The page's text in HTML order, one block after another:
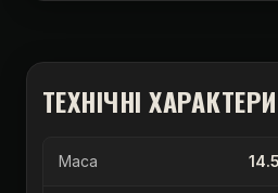
ТЕХНІЧНІ
Маса